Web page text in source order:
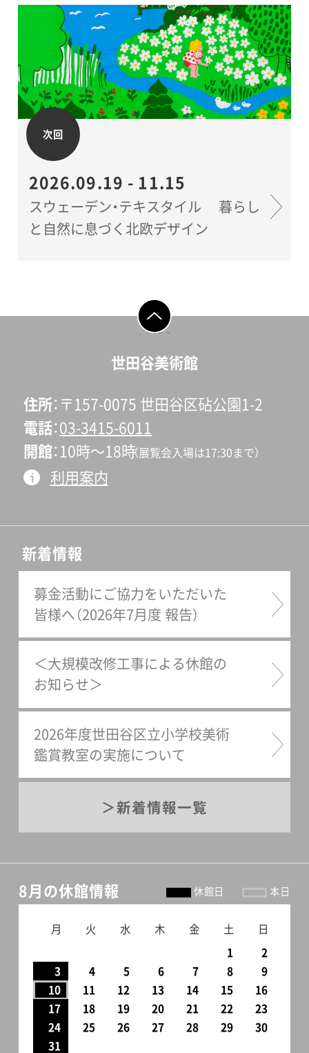
次回
2026.09.19 - 11.15
スウェーデン・テキスタイル 暮らし
と自然に息づく北欧デザイン
世田谷美術館
住所 〒157-0075 世田谷区砧公園1-2
電話 03-3415-6011
開館 10時〜18時（展覧会入場は17:30まで）
利用案内
新着情報
募金活動にご協力をいただいた
皆様へ（2026年7月度 報告）
＜大規模改修工事による休館の
お知らせ＞
2026年度世田谷区立小学校美術
鑑賞教室の実施について
新着情報一覧
8月の休館情報 休館日 本日
月 火 水 木 金 土 日
1
2
3
4 5 6 7 8
9
10
11 12 13 14 15
16
17
18 19 20 21 22
23
24
25 26 27 28 29
30
31